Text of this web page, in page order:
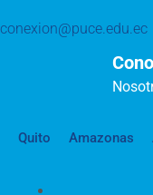
conexion@puce.edu.ec
Quito Amazonas